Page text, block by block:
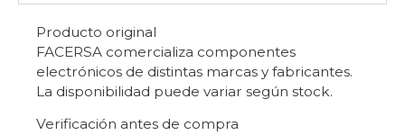
Producto original
FACERSA comercializa componentes
electrónicos de distintas marcas y fabricantes.
La disponibilidad puede variar según stock.
Verificación antes de compra